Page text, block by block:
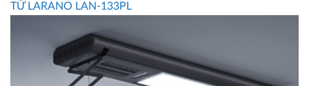
TỬ LARANO LAN-133PL